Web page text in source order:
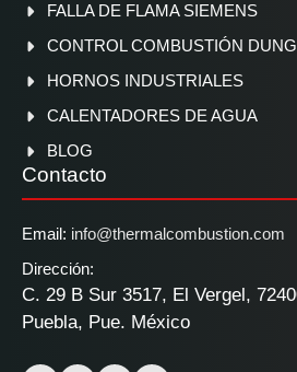
FALLA DE FLAMA SIEMENS
CONTROL COMBUSTIÓN
HORNOS INDUSTRIALES
CALENTADORES DE AGUA
BLOG
Contacto
Email: info@thermalcombustion.com
Dirección:
C. 29 B Sur 3517, El Vergel,
Puebla, Pue. México